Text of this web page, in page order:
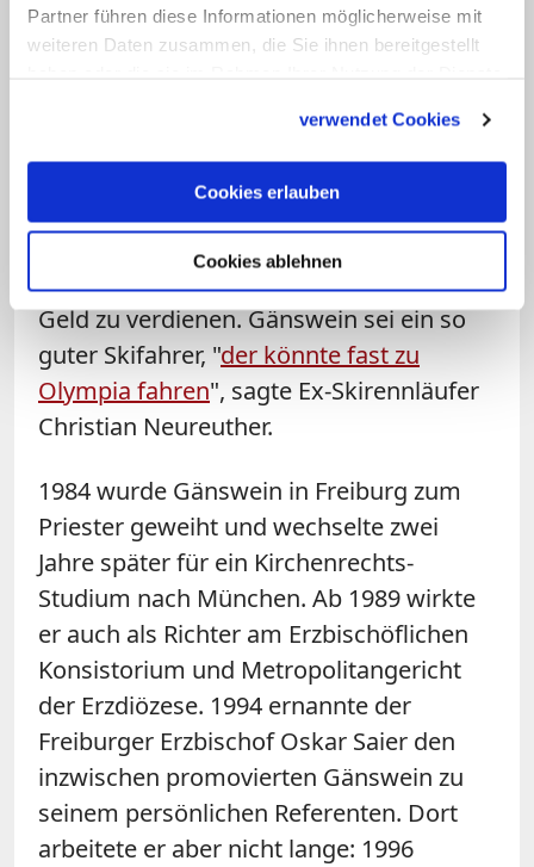
Partner führen diese Informationen möglicherweise mit
weiteren Daten zusammen, die Sie ihnen bereitgestellt
verwendet Cookies
Cookies erlauben
Cookies ablehnen
Gänswein. 1956 in Rieden am Wald in
Rom. Während seines Studiums arbeitet
er auch alsSkilehrer im Schwarzwald, um
Geld zu verdienen. Gänswein sei ein so
guter Skifahrer, "der könnte fast zu
Olympia fahren", sagte Ex-Skirennläufer
Christian Neureuther.
1984 wurde Gänswein in Freiburg zum
Priester geweiht und wechselte zwei
Jahre später für ein Kirchenrechts-
Studium nach München. Ab 1989 wirkte
er auch als Richter am Erzbischöflichen
Konsistorium und Metropolitangericht
der Erzdiözese. 1994 ernannte der
Freiburger Erzbischof Oskar Saier den
inzwischen promovierten Gänswein zu
seinem persönlichen Referenten. Dort
arbeitete er aber nicht lange: 1996